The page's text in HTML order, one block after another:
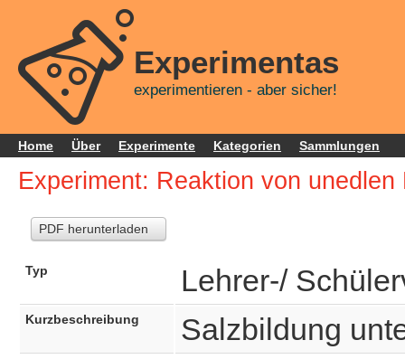
Experimentas
experimentieren - aber sicher!
Home Über Experimente Kategorien Sammlungen
Experiment: Reaktion von
PDF herunterladen
Typ Lehrer-/
Kurzbeschreibung Salzbildung